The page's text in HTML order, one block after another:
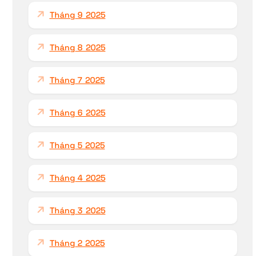
Tháng 9 2025
Tháng 8 2025
Tháng 7 2025
Tháng 6 2025
Tháng 5 2025
Tháng 4 2025
Tháng 3 2025
Tháng 2 2025